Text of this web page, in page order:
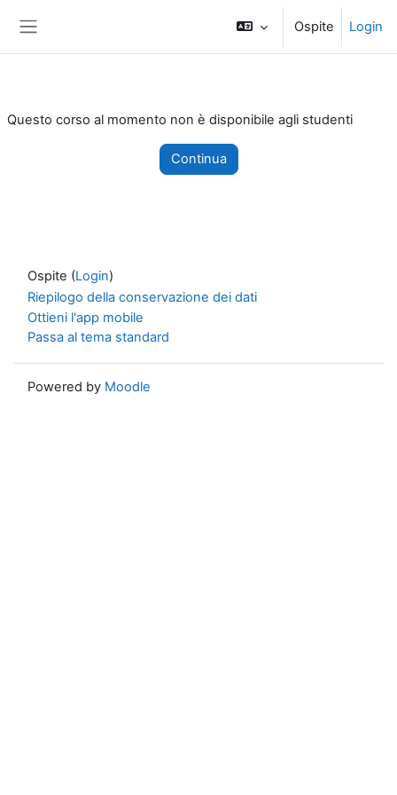
Ospite Login
Questo corso al momento non è disponibile agli studenti
Continua
Ospite (Login)
Riepilogo della conservazione dei dati
Ottieni l'app mobile
Passa al tema standard
Powered by Moodle